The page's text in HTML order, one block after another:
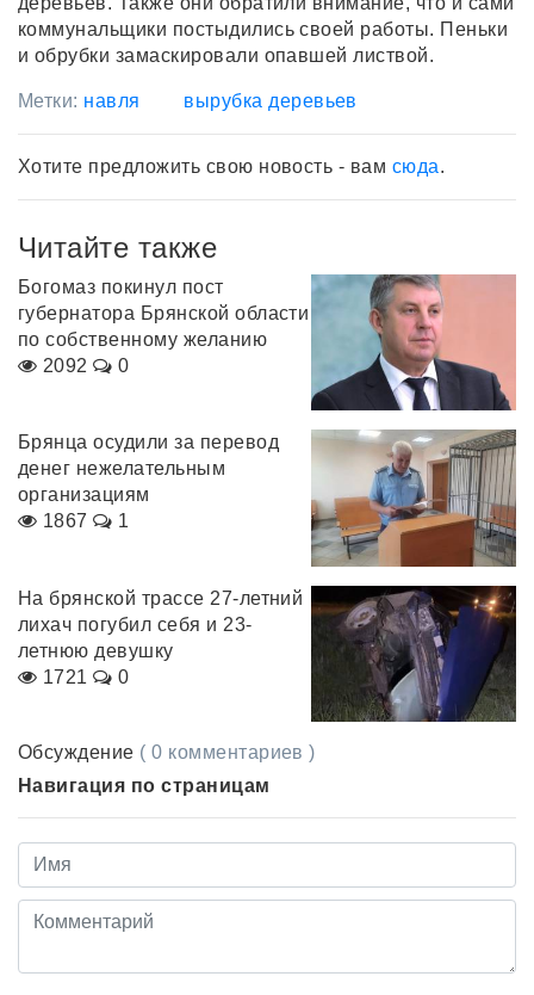
коммунальщики постыдились своей работы. Пеньки
и обрубки замаскировали опавшей листвой.
Метки: навля вырубка деревьев
Хотите предложить свою новость - вам сюда.
Читайте также
Богомаз покинул пост
губернатора Брянской области
по собственному желанию
2092
0
Брянца осудили за перевод
денег нежелательным
организациям
1867
1
На брянской трассе 27-летний
лихач погубил себя и 23-
летнюю девушку
1721
0
Обсуждение ( 0 комментариев )
Навигация по страницам